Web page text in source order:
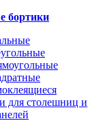
бортики
для столешниц и